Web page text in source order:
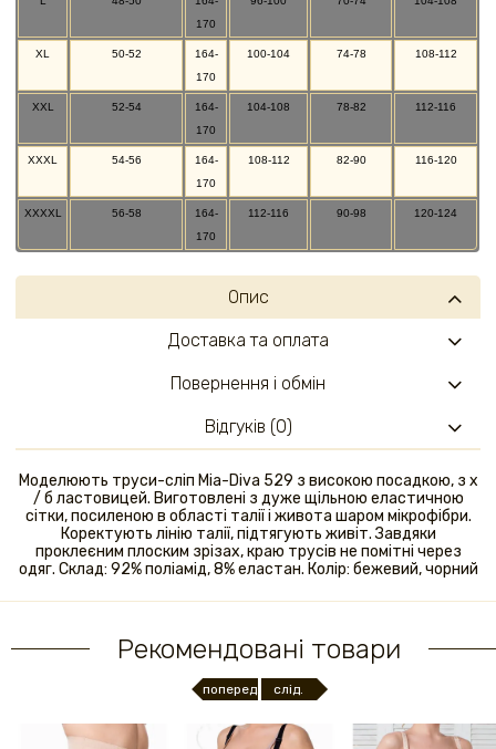
170
XL 50-52
164-
170
100-104 74-78 108-112
XXL 52-54
164-
170
104-108 78-82 112-116
XXXL 54-56
164-
170
108-112 82-90 116-120
XXXXL 56-58
164-
170
112-116 90-98 120-124
Опис
Моделюють труси-сліп Mia-Diva 529 з високою посадкою, з х
/ б ластовицей. Виготовлені з дуже щільною еластичною
сітки, посиленою в області талії і живота шаром мікрофібри.
Коректують лінію талії, підтягують живіт. Завдяки
проклеєним плоским зрізах, краю трусів не помітні через
одяг. Склад: 92% поліамід, 8% еластан. Колір: бежевий, чорний
Доставка та оплата
Повернення і обмін
Відгуків (0)
Рекомендовані товари
поперед. слід.